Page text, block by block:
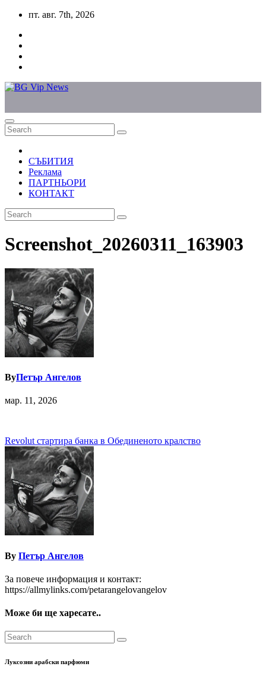
Skip
content
пт. авг. 7th, 2026
СЪБИТИЯ
Реклама
ПАРТНЬОРИ
КОНТАКТ
Screenshot_20260311_163903
ByПетър Ангелов
мар. 11, 2026
Навигация
Revolut стартира банка в Обединеното кралство
By Петър Ангелов
За повече информация и контакт:
https://allmylinks.com/petarangelovangelov
Може би ще харесате..
Луксозни арабски парфюми